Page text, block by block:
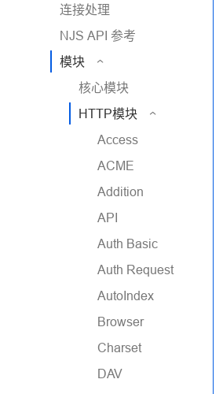
连接处理
NJS API 参考
模块
核心模块
HTTP模块
Access
ACME
Addition
API
Auth Basic
Auth Request
AutoIndex
Browser
Charset
DAV